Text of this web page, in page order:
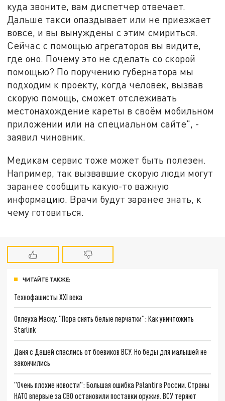
куда звоните, вам диспетчер отвечает.
Дальше такси опаздывает или не приезжает
вовсе, и вы вынуждены с этим смириться.
Сейчас с помощью агрегаторов вы видите,
где оно. Почему это не сделать со скорой
помощью? По поручению губернатора мы
подходим к проекту, когда человек, вызвав
скорую помощь, сможет отслеживать
местонахождение кареты в своём мобильном
приложении или на специальном сайте", -
заявил чиновник.
Медикам сервис тоже может быть полезен.
Например, так вызвавшие скорую люди могут
заранее сообщить какую-то важную
информацию. Врачи будут заранее знать, к
чему готовиться.
ЧИТАЙТЕ ТАКЖЕ:
Технофашисты XXI века
Оплеуха Маску. "Пора снять белые перчатки": Как уничтожить
Starlink
Даня с Дашей спаслись от боевиков ВСУ. Но беды для малышей не
закончились
"Очень плохие новости": Большая ошибка Palantir в России. Страны
НАТО впервые за СВО остановили поставки оружия. ВСУ теряют